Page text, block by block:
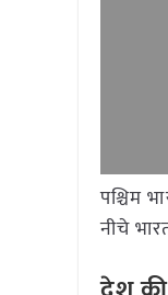
पश्चिम
नीचे